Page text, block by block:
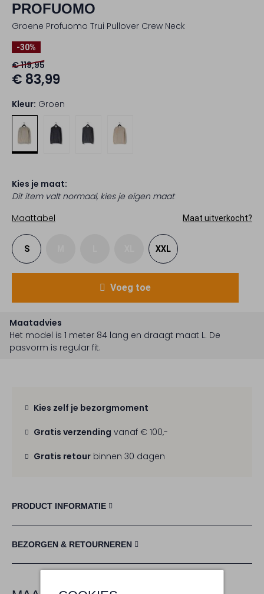
PROFUOMO
Groene Profuomo Trui Pullover Crew Neck
-30%
€ 119,95
€ 83,99
Kleur: Groen
Kies je maat:
Dit item valt normaal, kies je eigen maat
Maattabel
Maat uitverkocht?
S XXL
Voeg toe
Maatadvies
Het model is 1 meter 84 lang en draagt maat L. De
pasvorm is regular fit.
Kies zelf je bezorgmoment
Gratis verzending vanaf € 100,-
Gratis retour binnen 30 dagen
PRODUCT INFORMATIE
BEZORGEN & RETOURNEREN